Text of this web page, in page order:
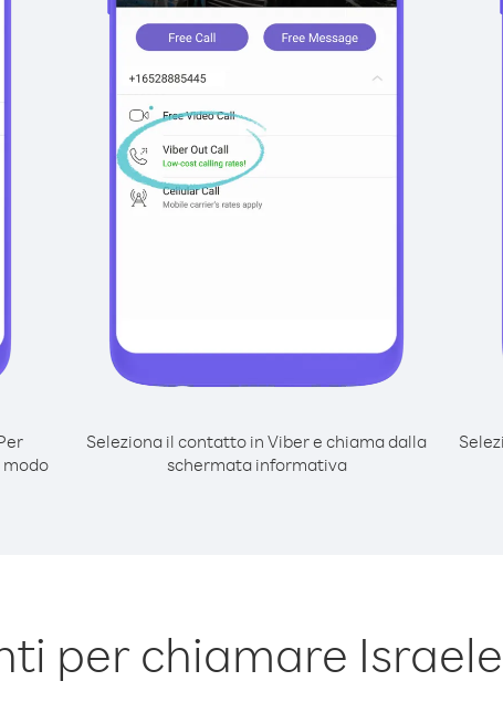
modo
Seleziona il contatto in Viber e chiama dalla
schermata informativa
per chiamare